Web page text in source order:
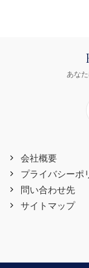
あな
会社概要
プライバシーポ
問い合わせ先
サイトマップ